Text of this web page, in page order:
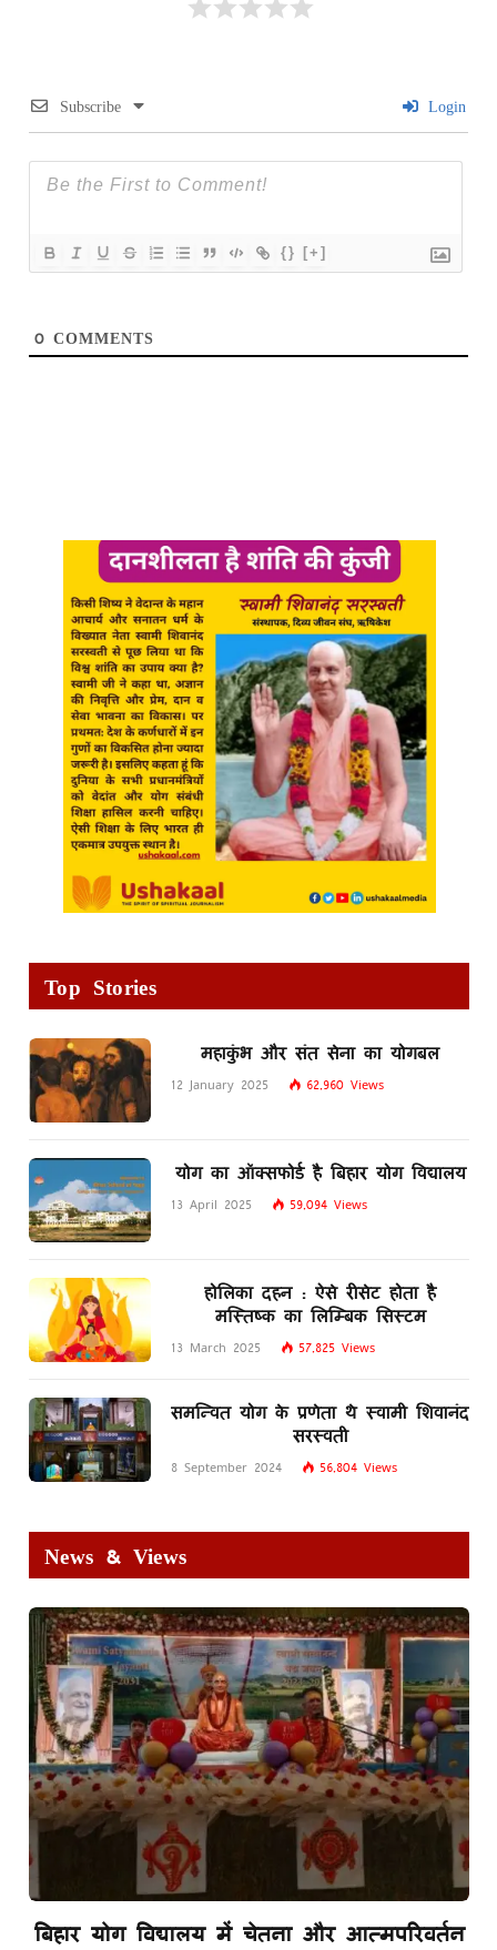
Subscribe Login
{} [+]
0 COMMENTS
Top Stories
महाकुंभ और संत सेना का योगबल
12 January 2025 62,960 Views
योग का ऑक्सफोर्ड है बिहार योग विद्यालय
13 April 2025 59,094 Views
होलिका दहन : ऐसे रीसेट होता है
मस्तिष्क का लिम्बिक सिस्टम
13 March 2025 57,825 Views
समन्वित योग के प्रणेता थे स्वामी शिवानंद
सरस्वती
8 September 2024 56,804 Views
News & Views
बिहार योग विद्यालय में चेतना और आत्मपरिवर्तन